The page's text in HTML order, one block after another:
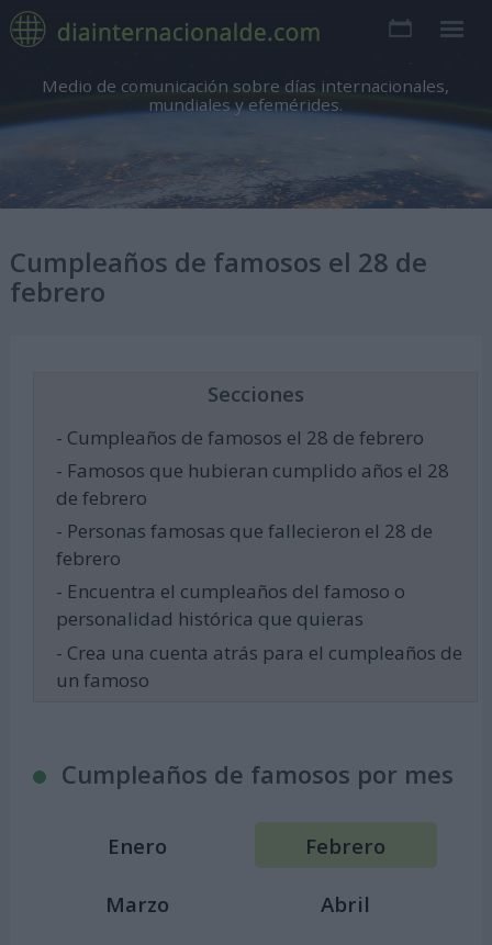
Medio de comunicación sobre días internacionales,
mundiales y efemérides.
Cumpleaños de famosos el 28 de
febrero
Secciones
- Cumpleaños de famosos el 28 de febrero
- Famosos que hubieran cumplido años el 28
de febrero
- Personas famosas que fallecieron el 28 de
febrero
- Encuentra el cumpleaños del famoso o
personalidad histórica que quieras
- Crea una cuenta atrás para el cumpleaños de
un famoso
Cumpleaños de famosos por mes
Enero Febrero
Marzo Abril